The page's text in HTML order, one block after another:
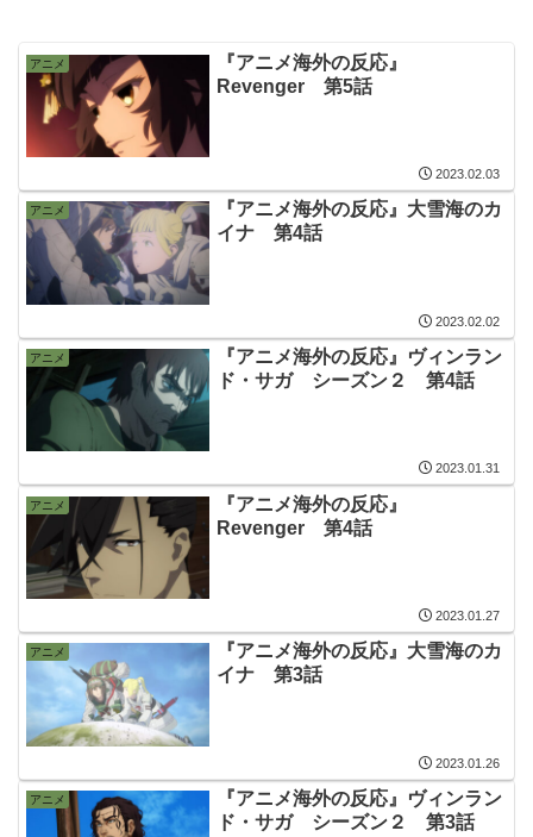
アニメ
『アニメ海外の反応』
Revenger 第5話
2023.02.03
アニメ
『アニメ海外の反応』大雪海のカ
イナ 第4話
2023.02.02
アニメ
『アニメ海外の反応』ヴィンラン
ド・サガ シーズン２ 第4話
2023.01.31
アニメ
『アニメ海外の反応』
Revenger 第4話
2023.01.27
アニメ
『アニメ海外の反応』大雪海のカ
イナ 第3話
2023.01.26
アニメ
『アニメ海外の反応』ヴィンラン
ド・サガ シーズン２ 第3話